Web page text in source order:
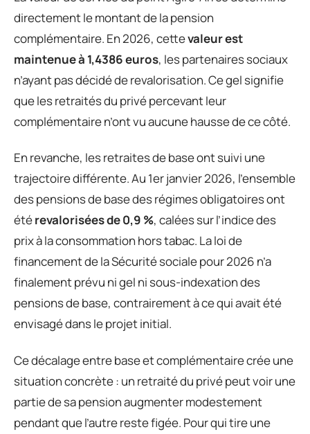
directement le montant de la pension
complémentaire. En 2026, cettevaleur est
maintenue à 1,4386 euros, les partenaires sociaux
n’ayant pas décidé de revalorisation. Ce gel signifie
que les retraités du privé percevant leur
complémentaire n’ont vu aucune hausse de ce côté.
En revanche, les retraites de base ont suivi une
trajectoire différente. Au 1er janvier 2026, l’ensemble
des pensions de base des régimes obligatoires ont
étérevalorisées de 0,9 %, calées sur l’indice des
prix à la consommation hors tabac. La loi de
financement de la Sécurité sociale pour 2026 n’a
finalement prévu ni gel ni sous-indexation des
pensions de base, contrairement à ce qui avait été
envisagé dans le projet initial.
Ce décalage entre base et complémentaire crée une
situation concrète : un retraité du privé peut voir une
partie de sa pension augmenter modestement
pendant que l’autre reste figée. Pour qui tire une